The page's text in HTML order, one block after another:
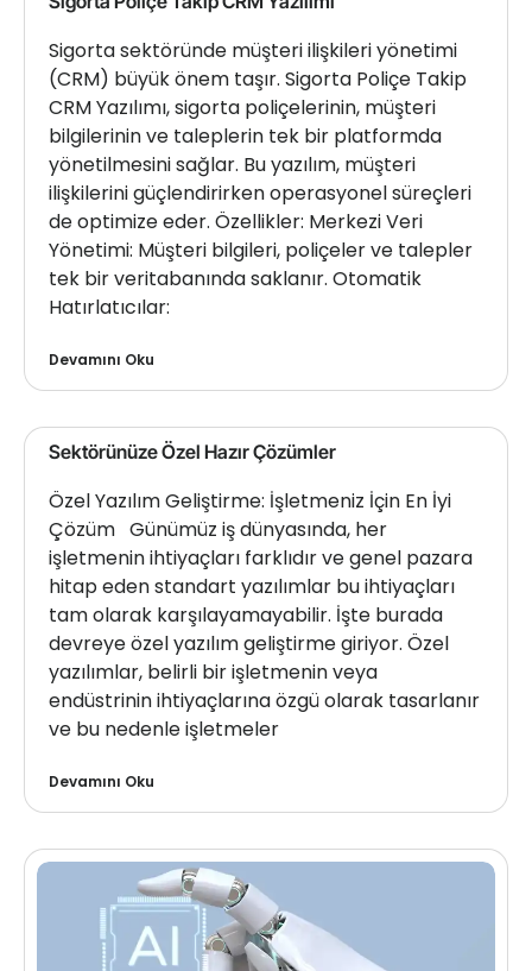
Sigorta sektöründe müşteri ilişkileri yönetimi
(CRM) büyük önem taşır. Sigorta Poliçe Takip
CRM Yazılımı, sigorta poliçelerinin, müşteri
bilgilerinin ve taleplerin tek bir platformda
yönetilmesini sağlar. Bu yazılım, müşteri
ilişkilerini güçlendirirken operasyonel süreçleri
de optimize eder. Özellikler: Merkezi Veri
Yönetimi: Müşteri bilgileri, poliçeler ve talepler
tek bir veritabanında saklanır. Otomatik
Hatırlatıcılar:
Devamını Oku
Sektörünüze Özel Hazır Çözümler
Özel Yazılım Geliştirme: İşletmeniz İçin En İyi
Çözüm Günümüz iş dünyasında, her
işletmenin ihtiyaçları farklıdır ve genel pazara
hitap eden standart yazılımlar bu ihtiyaçları
tam olarak karşılayamayabilir. İşte burada
devreye özel yazılım geliştirme giriyor. Özel
yazılımlar, belirli bir işletmenin veya
endüstrinin ihtiyaçlarına özgü olarak tasarlanır
ve bu nedenle işletmeler
Devamını Oku